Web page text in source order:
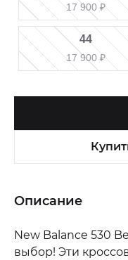
17 900 ₽
44
17 900 ₽
Описание
New Balance 530
выбор! Эти